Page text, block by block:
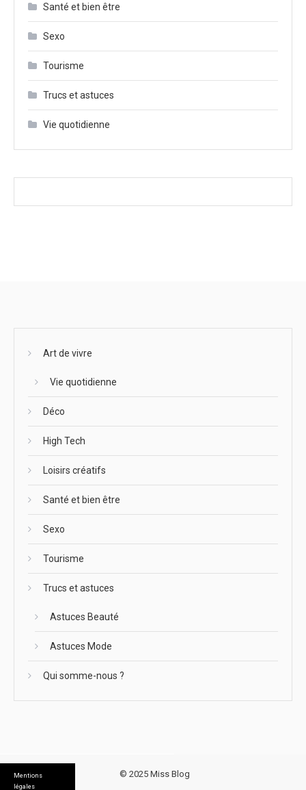
Mentions
légales
Santé et bien être
Sexo
Tourisme
Trucs et astuces
Vie quotidienne
Art de vivre
Vie quotidienne
Déco
High Tech
Loisirs créatifs
Santé et bien être
Sexo
Tourisme
Trucs et astuces
Astuces Beauté
Astuces Mode
Qui somme-nous ?
© 2025 Miss Blog